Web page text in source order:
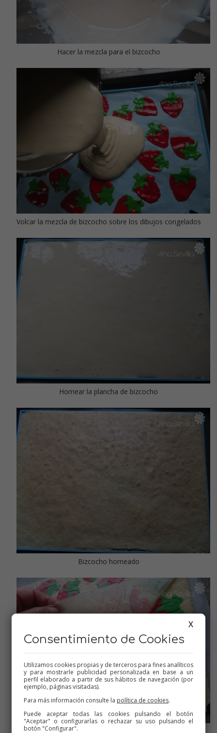
Hacer la mezcla para el bizcocho
Volcar la mezcla de bizcocho sobre los dibujos congelados
Hornear la plancha de bizcocho
Bizcocho horneado
X
Consentimiento de Cookies
Utilizamos cookies propias y de terceros para fines analíticos
y para mostrarle publicidad personalizada en base a un
perfil elaborado a partir de sus hábitos de navegación (por
ejemplo, páginas visitadas).
Para más información consulte la política de cookies.
Puede aceptar todas las cookies pulsando el botón
"Aceptar" o configurarlas o rechazar su uso pulsando el
botón "Configurar".